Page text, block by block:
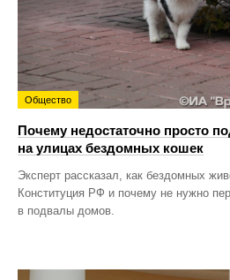
Общество
Почему недостаточно просто
на улицах бездомных кошек
Эксперт рассказал, как бездомных
Конституция РФ и почему не нужно
в подвалы домов.